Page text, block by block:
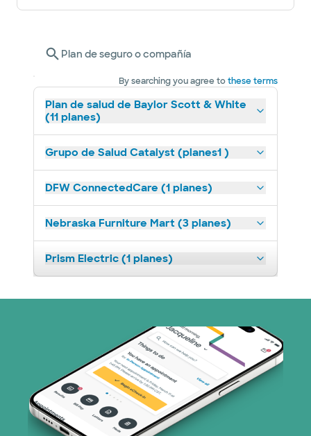
Plan de seguro o compañía
By searching you agree tothese terms
Plan de salud de Baylor Scott & White
(11 planes)
Grupo de Salud Catalyst (planes1 )
DFW ConnectedCare (1 planes)
Nebraska Furniture Mart (3 planes)
Prism Electric (1 planes)